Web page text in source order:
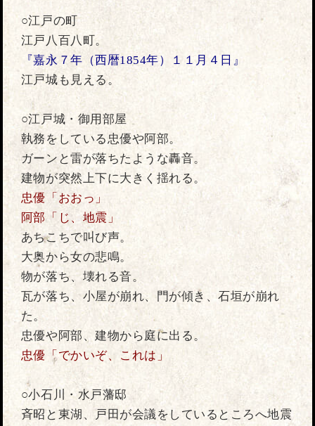
○江戸の町
江戸八百八町。
『嘉永７年（西暦1854年）１１月４日』
江戸城も見える。
○江戸城・御用部屋
執務をしている忠優や阿部。
ガーンと雷が落ちたような轟音。
建物が突然上下に大きく揺れる。
忠優「おおっ」
阿部「じ、地震」
あちこちで叫び声。
大奥から女の悲鳴。
物が落ち、壊れる音。
瓦が落ち、小屋が崩れ、門が傾き、石垣が崩れ
た。
忠優や阿部、建物から庭に出る。
忠優「でかいぞ、これは」
○小石川・水戸藩邸
斉昭と東湖、戸田が会議をしているところへ地震